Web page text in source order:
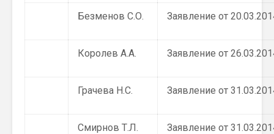
Безменов С.О. Заявление от
Королев А.А. Заявление от
Грачева Н.С. Заявление от
Смирнов Т.Л. Заявление от